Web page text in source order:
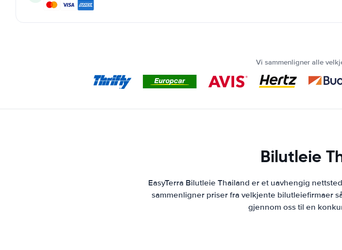
Vi sammenligner alle
Bilutleie
EasyTerra Bilutleie Thailand er et uavhengig
sammenligner priser fra velkjente bilutleiefirmaer
gjennom oss til en